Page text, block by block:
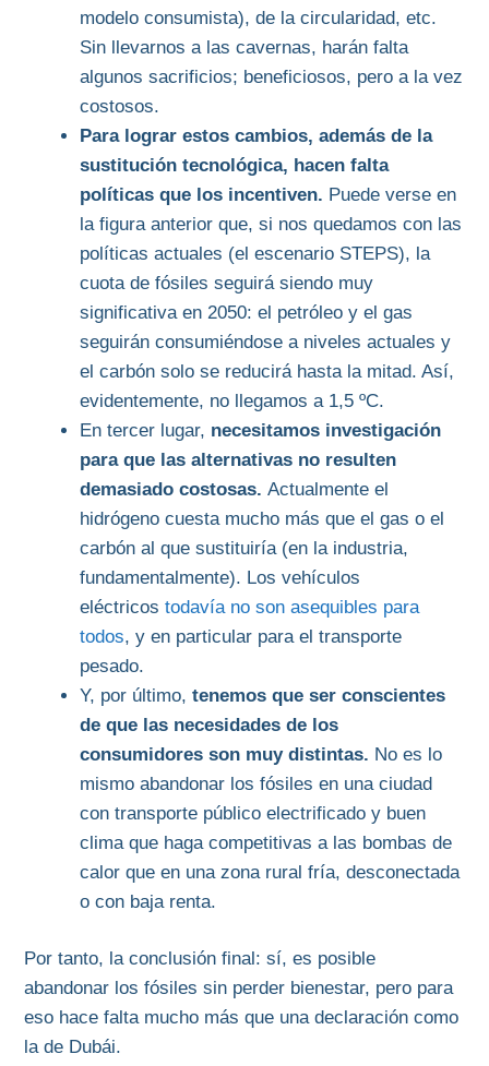
modelo consumista), de la circularidad, etc.
Sin llevarnos a las cavernas, harán falta
algunos sacrificios; beneficiosos, pero a la vez
costosos.
Para lograr estos cambios, además de la
sustitución tecnológica, hacen falta
políticas que los incentiven. Puede verse en
la figura anterior que, si nos quedamos con las
políticas actuales (el escenario STEPS), la
cuota de fósiles seguirá siendo muy
significativa en 2050: el petróleo y el gas
seguirán consumiéndose a niveles actuales y
el carbón solo se reducirá hasta la mitad. Así,
evidentemente, no llegamos a 1,5 ºC.
En tercer lugar, necesitamos investigación
para que las alternativas no resulten
demasiado costosas. Actualmente el
hidrógeno cuesta mucho más que el gas o el
carbón al que sustituiría (en la industria,
fundamentalmente). Los vehículos
eléctricostodavía no son asequibles para
todos, y en particular para el transporte
pesado.
Y, por último,tenemos que ser conscientes
de que las necesidades de los
consumidores son muy distintas. No es lo
mismo abandonar los fósiles en una ciudad
con transporte público electrificado y buen
clima que haga competitivas a las bombas de
calor que en una zona rural fría, desconectada
o con baja renta.
Por tanto, la conclusión final: sí, es posible
abandonar los fósiles sin perder bienestar, pero para
eso hace falta mucho más que una declaración como
la de Dubái.